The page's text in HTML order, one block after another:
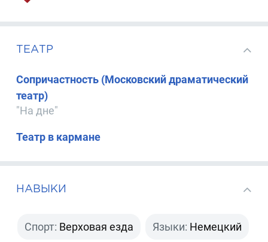
ТЕАТР
Сопричастность (Московский драматический
театр)
"На дне"
Театр в кармане
НАВЫКИ
Спорт: Верховая езда Языки: Немецкий